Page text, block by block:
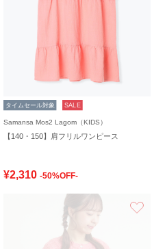
タイムセール対象 SALE
Samansa Mos2 Lagom（KIDS）
【140・150】肩フリルワンピース
¥2,310 -50%OFF-